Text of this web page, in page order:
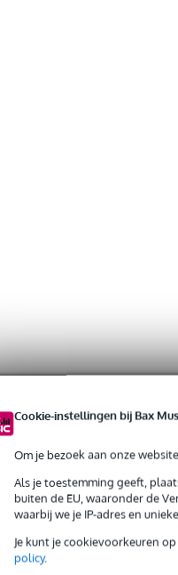
Cookie-instellingen bij Bax
Om je bezoek aan onze
Als je toestemming geeft,
buiten de EU, waaronder de
waarbij we je IP-adres en
Je kunt je cookievoorkeuren
policy.
Gratis verzending vanaf
30 dagen 'niet goed geld